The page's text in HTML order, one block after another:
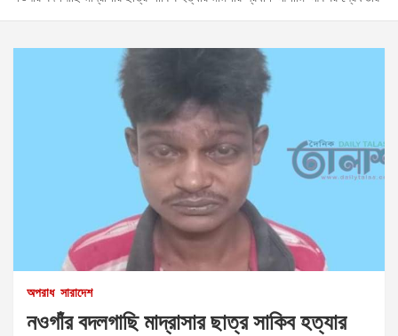
অপরাধ সারাদেশ
নওগাঁর বদলগাছি মাদ্রাসার ছাত্র সাকিব হত্যার